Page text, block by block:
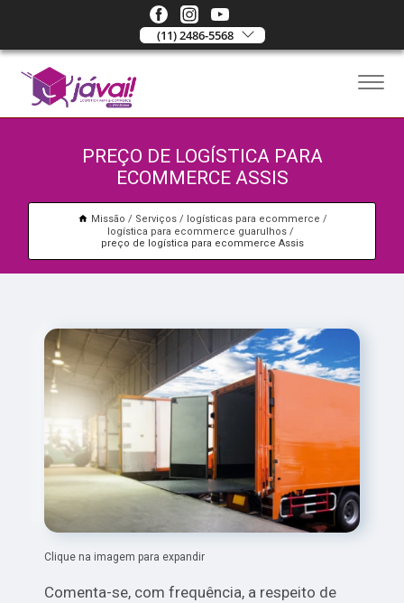
(11) 2486-5568
PREÇO DE LOGÍSTICA PARA
ECOMMERCE ASSIS
Missão Serviços
logísticas para ecommerce
logística para ecommerce guarulhos
preço de logística para ecommerce Assis
Clique na imagem para expandir
Comenta-se, com frequência, a respeito de